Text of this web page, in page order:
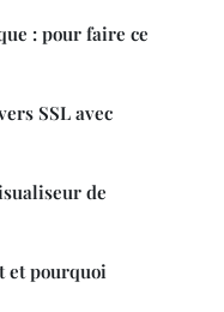
: pour faire ce
SSL avec
de
et pourquoi